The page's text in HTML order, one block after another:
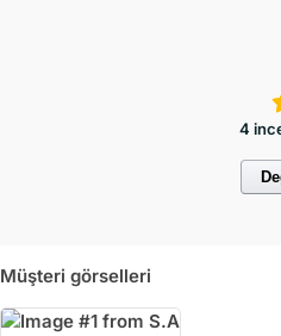
4
Müşteri görselleri